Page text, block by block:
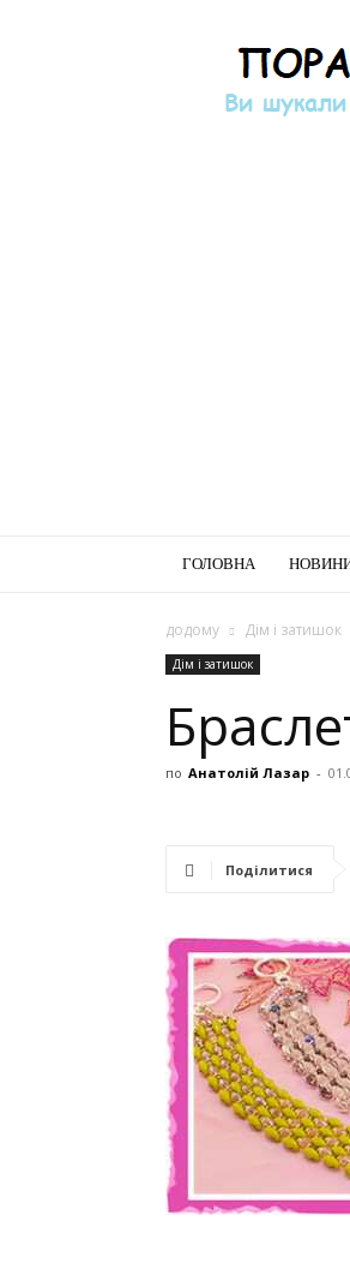
ГОЛОВНА
додому Дім і затишок
Дім і затишок
по Анатолій Лазар -
Поділитися